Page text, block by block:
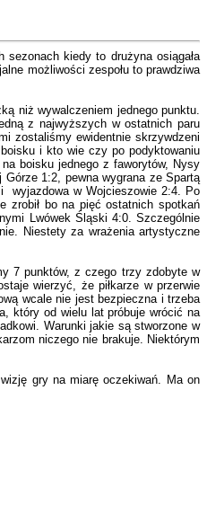
kiedy to drużyna osiągała
możliwości zespołu to prawdziwa
niż wywalczeniem jednego punktu.
z najwyższych w ostatnich paru
zostaliśmy ewidentnie skrzywdzeni
i kto wie czy po podyktowaniu
boisku jednego z faworytów, Nysy
1:2, pewna wygrana ze Spartą
wyjazdowa w Wojcieszowie 2:4. Po
zrobił bo na pięć ostatnich spotkań
Lwówek Śląski 4:0. Szczególnie
Niestety za wrażenia artystyczne
7 punktów, z czego trzy zdobyte w
wierzyć, że piłkarze w przerwie
wcale nie jest bezpieczna i trzeba
który od wielu lat próbuje wrócić na
Warunki jakie są stworzone w
niczego nie brakuje. Niektórym
gry na miarę oczekiwań. Ma on